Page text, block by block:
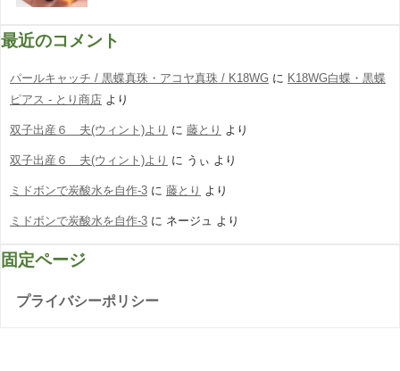
最近のコメント
パールキャッチ / 黒蝶真珠・アコヤ真珠 / K18WG に K18WG白蝶・黒蝶
ピアス - とり商店 より
双子出産６ 夫(ウィント)より に 藤とり より
双子出産６ 夫(ウィント)より に うぃ より
ミドボンで炭酸水を自作-3 に 藤とり より
ミドボンで炭酸水を自作-3 に ネージュ より
固定ページ
プライバシーポリシー